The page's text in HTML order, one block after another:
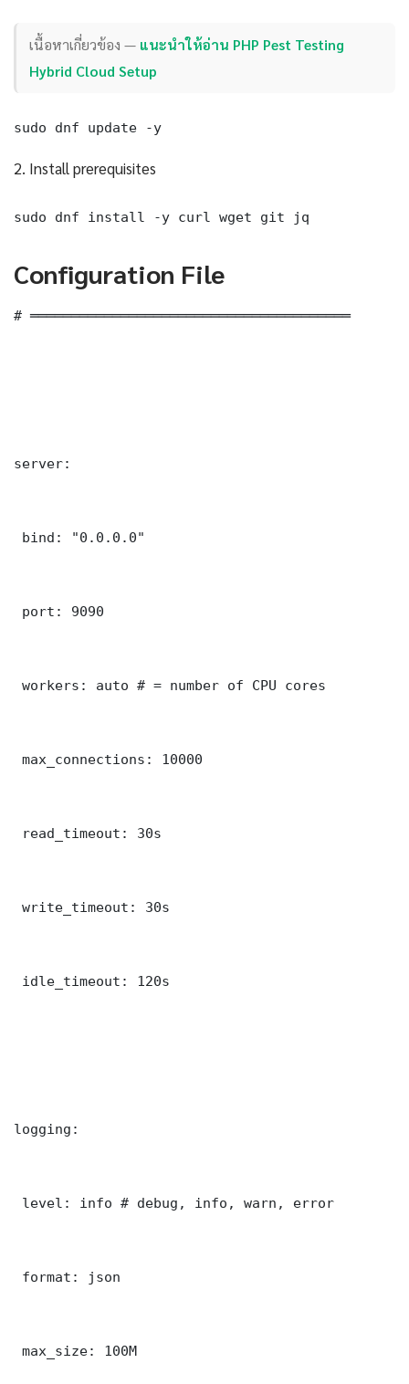
เนื้อหาเกี่ยวข้อง — แนะนำให้อ่าน PHP Pest Testing
Hybrid Cloud Setup
sudo dnf update -y
2. Install prerequisites
sudo dnf install -y curl wget git jq
Configuration File
# ═══════════════════════════════════════
server:
bind: "0.0.0.0"
port: 9090
workers: auto # = number of CPU cores
max_connections: 10000
read_timeout: 30s
write_timeout: 30s
idle_timeout: 120s
logging:
level: info # debug, info, warn, error
format: json
max_size: 100M